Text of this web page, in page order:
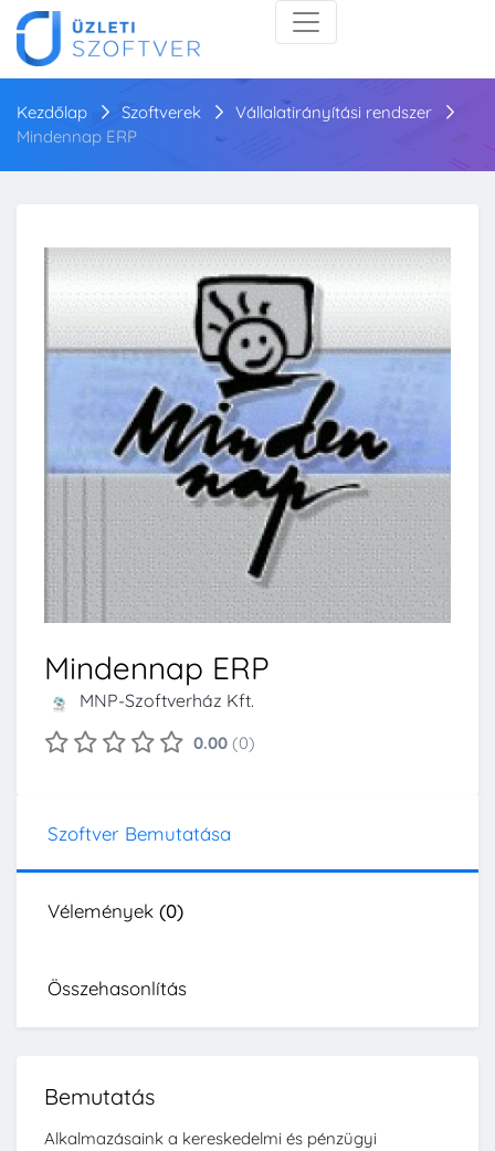
Kezdőlap Szoftverek
Vállalatirányítási rendszer
Mindennap ERP
Mindennap ERP
MNP-Szoftverház Kft.
0.00 (0)
Szoftver Bemutatása
Vélemények (0)
Összehasonlítás
Bemutatás
Alkalmazásaink a kereskedelmi és pénzügyi